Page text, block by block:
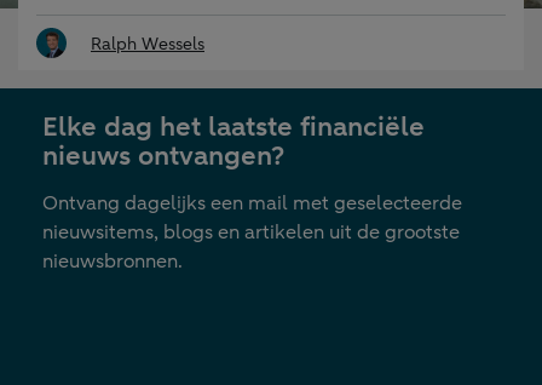
Ralph Wessels
Elke dag het laatste financiële
nieuws ontvangen?
Ontvang dagelijks een mail met geselecteerde
nieuwsitems, blogs en artikelen uit de grootste
nieuwsbronnen.